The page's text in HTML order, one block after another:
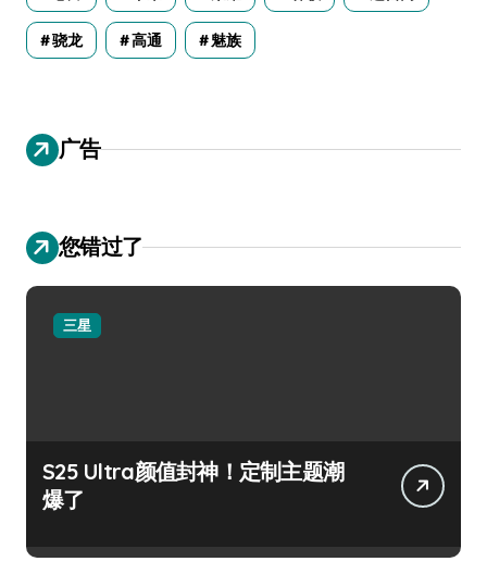
骁龙 高通 魅族
广告
您错过了
三星
S25 Ultra颜值封神！定制主题潮
爆了